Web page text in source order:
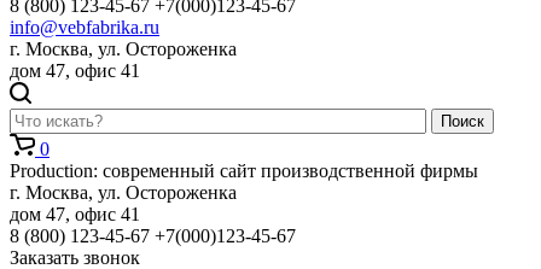
8 (800) 123-45-67 +7(000)123-45-67
info@vebfabrika.ru
г. Москва, ул. Остороженка
дом 47, офис 41
Поиск
0
Production: современный сайт производственной фирмы
г. Москва, ул. Остороженка
дом 47, офис 41
8 (800) 123-45-67 +7(000)123-45-67
Заказать звонок